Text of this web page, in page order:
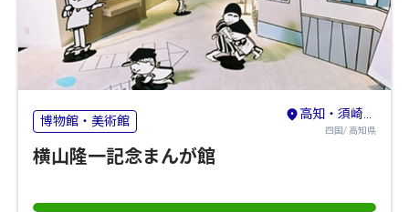
博物館・美術館 高知・須崎・南国
四国/ 高知県
横山隆一記念まんが館